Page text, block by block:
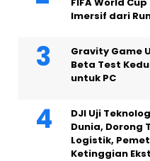
Imersif dari
Gravity Game
Beta Test
untuk PC
DJI Uji
Dunia, Dorong
Logistik,
Ketinggian